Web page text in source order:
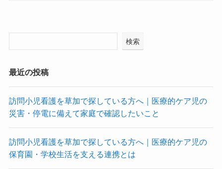
検索
最近の投稿
訪問小児看護を草加で探している方へ｜医療的ケア児の
災害・停電に備えて家庭で確認したいこと
訪問小児看護を草加で探している方へ｜医療的ケア児の
保育園・学校生活を支える連携とは